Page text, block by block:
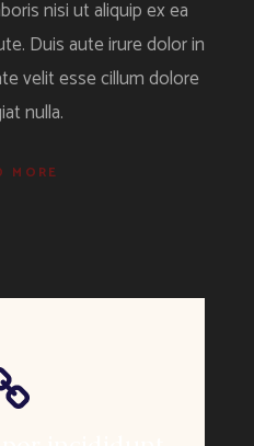
nisi ut aliquip ex ea
Duis aute irure dolor in
velit esse cillum dolore
nulla.
MORE